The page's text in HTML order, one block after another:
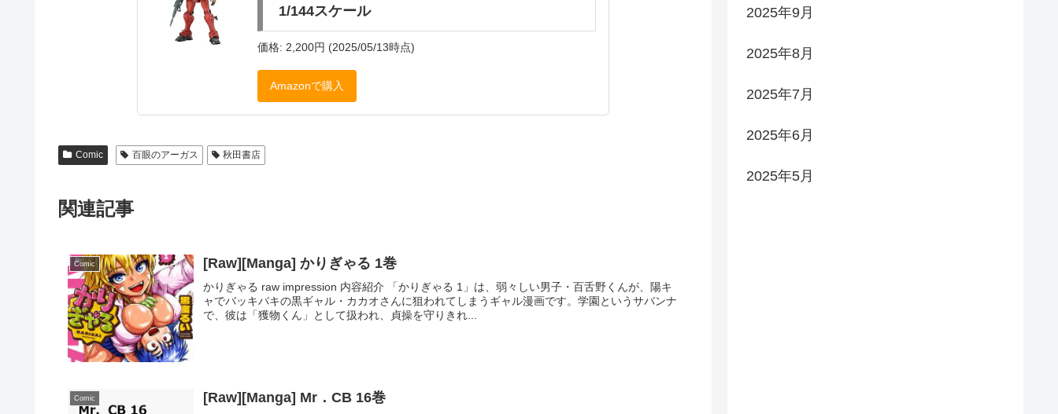
1/144スケール
価格: 2,200円 (2025/05/13時点)
Amazonで購入
Comic 百眼のアーガス 秋田書店
関連記事
Comic [Raw][Manga] かりぎゃる 1巻
かりぎゃる raw impression 内容紹介 「かりぎゃる 1」は、弱々しい男子・百舌野くんが、陽キ
ャでバッキバキの黒ギャル・カカオさんに狙われてしまうギャル漫画です。学園というサバンナ
で、彼は「獲物くん」として扱われ、貞操を守りきれ...
Comic [Raw][Manga] Mr．CB 16巻
2025年9月
2025年8月
2025年7月
2025年6月
2025年5月